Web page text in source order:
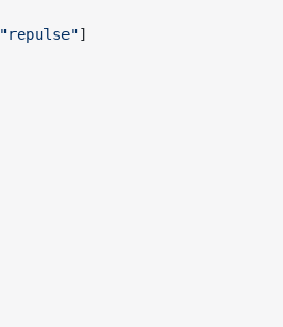
"repulse"]